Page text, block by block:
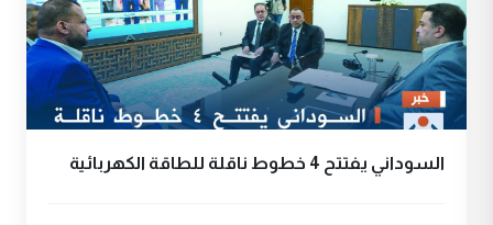
السوداني يفتتح 4 خطوط ناقلة للطاقة الكهربائية